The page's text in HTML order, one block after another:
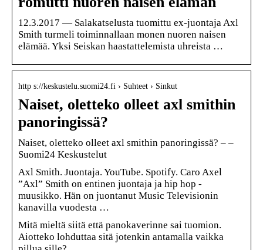
12.3.2017 — Salakatselusta tuomittu ex-juontaja Axl
Smith turmeli toiminnallaan monen nuoren naisen
elämää. Yksi Seiskan haastattelemista uhreista …
http s://keskustelu.suomi24.fi › Suhteet › Sinkut
Naiset, oletteko olleet axl smithin
panoringissä?
Naiset, oletteko olleet axl smithin panoringissä? – –
Suomi24 Keskustelut
Axl Smith. Juontaja. YouTube. Spotify. Caro Axel
”Axl” Smith on entinen juontaja ja hip hop -
muusikko. Hän on juontanut Music Televisionin
kanavilla vuodesta …
Mitä mieltä siitä että panokaverinne sai tuomion.
Aiotteko lohduttaa sitä jotenkin antamalla vaikka